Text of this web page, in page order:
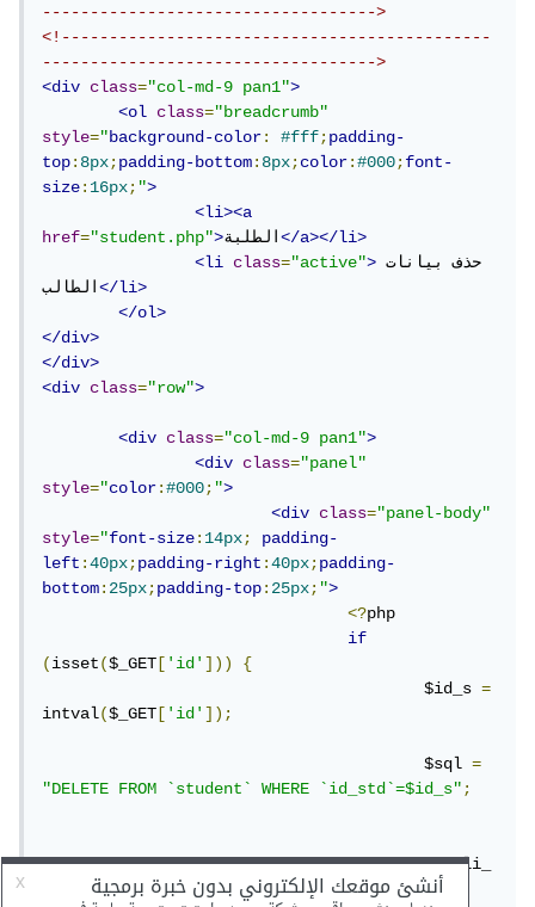
----------------------------------->
<!---------------------------------------------
----------------------------------->
<div
class="col-md-9 pan1">
<ol
class="breadcrumb"
style="background-color: #fff;padding-
top:8px;padding-bottom:8px;color:#000;font-
size:16px;">
<li><a
href="student.php">الطلبة</a></li>
<li
class="active"> حذف بيانات
الطالب</li>
</ol>
</div>
</div>
<div
class="row">
<div class="col-md-9 pan1">
<div
class="panel"
style="color:#000;">
<div
class="panel-body"
style="font-size:14px;
padding-
left:40px;padding-right:40px;padding-
bottom:25px;padding-top:25px;">
<?php
if
(isset($_GET ['id']))
{
					$id_s
=
intval($_GET ['id']);
					$sql
=
"DELETE FROM `student` WHERE `id_std`=$id_s";
					mysqli_
query($con, $sql);